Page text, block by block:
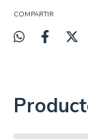
COMPARTIR